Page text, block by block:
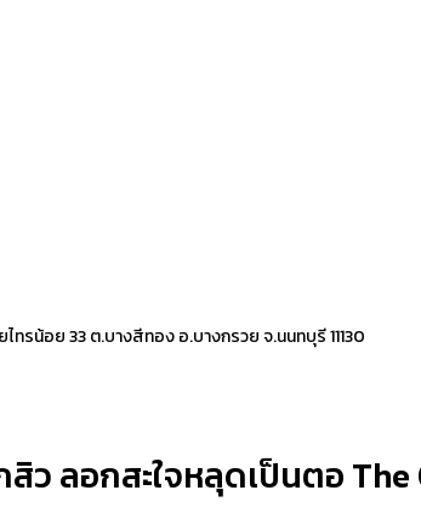
ทรน้อย 33 ต.บางสีทอง อ.บางกรวย จ.นนทบุรี 11130
ว ลอกสะใจหลุดเป็นตอ